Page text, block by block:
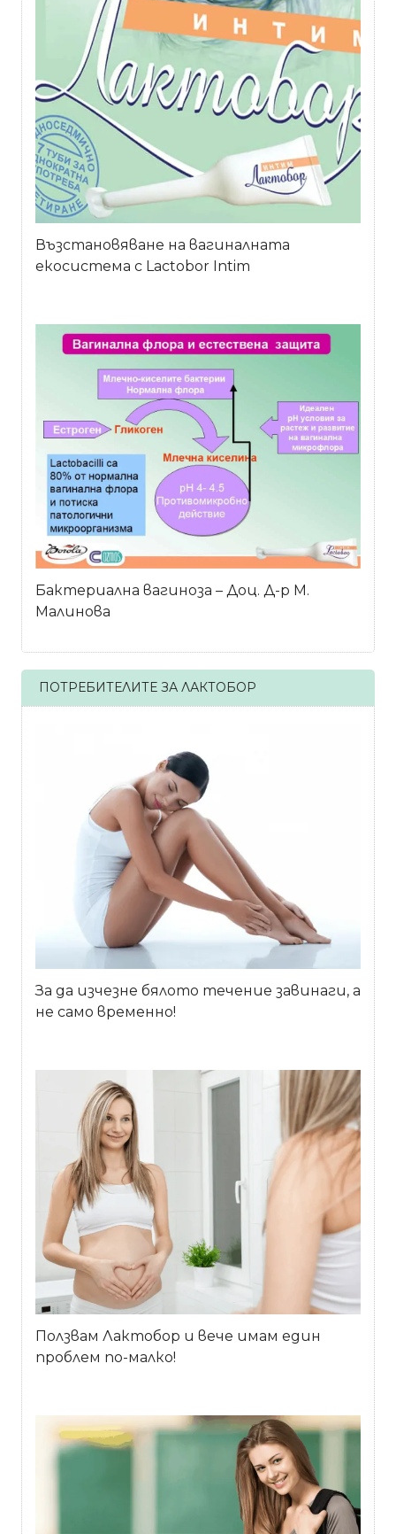
Възстановяване на вагиналната
екосистема с Lactobor Intim
Бактериална вагиноза – Доц. Д-р М.
Малинова
ПОТРЕБИТЕЛИТЕ ЗА ЛАКТОБОР
За да изчезне бялото течение завинаги, а
не само временно!
Ползвам Лактобор и вече имам един
проблем по-малко!